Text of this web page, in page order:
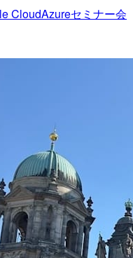
CloudAzureセミナー会